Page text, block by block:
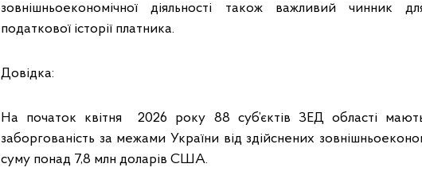
зовнішньоекономічної діяльності також важливий чинник
податкової історії платника.
Довідка:
На початок квітня 2026 року 88 суб’єктів ЗЕД області
заборгованість за межами України від здійснених
суму понад 7,8 млн доларів США.